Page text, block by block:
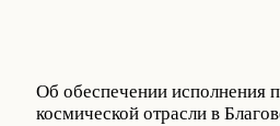
Об обеспечении исполнения
космической отрасли в